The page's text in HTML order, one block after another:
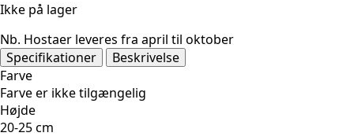
Ikke på lager
Nb. Hostaer leveres fra april til oktober
Specifikationer
Beskrivelse
Farve
Farve er ikke tilgængelig
Højde
20-25 cm